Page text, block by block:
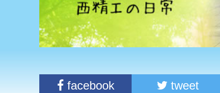
facebook tweet